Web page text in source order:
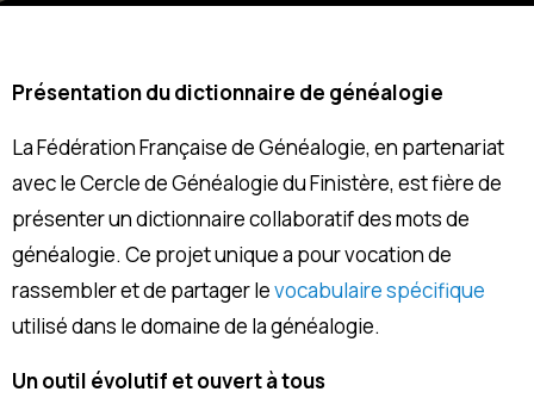
Présentation du dictionnaire de généalogie
La Fédération Française de Généalogie, en partenariat
avec le Cercle de Généalogie du Finistère, est fière de
présenter un dictionnaire collaboratif des mots de
généalogie. Ce projet unique a pour vocation de
rassembler et de partager levocabulaire spécifique
utilisé dans le domaine de la généalogie.
Un outil évolutif et ouvert à tous